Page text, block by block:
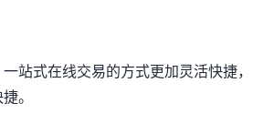
站式在线交易的方式更加灵活快捷，
。